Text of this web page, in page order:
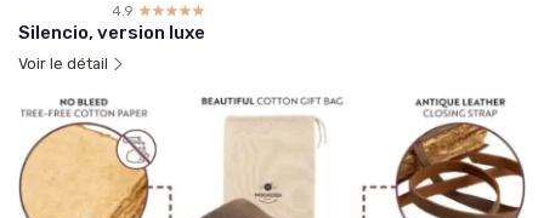
4.9 ☆☆☆☆☆
★★★★★
Silencio, version luxe
Voir le détail